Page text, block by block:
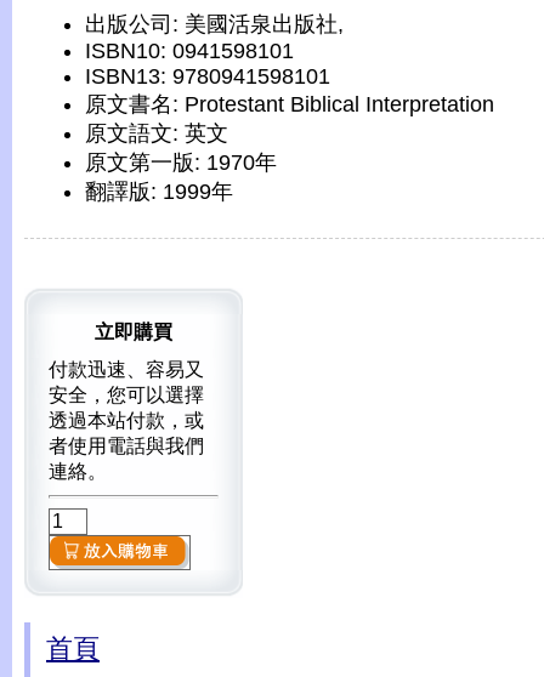
出版公司: 美國活泉出版社,
ISBN10: 0941598101
ISBN13: 9780941598101
原文書名: Protestant Biblical Interpretation
原文語文: 英文
原文第一版: 1970年
翻譯版: 1999年
立即購買
付款迅速、容易又
安全，您可以選擇
透過本站付款，或
者使用電話與我們
連絡。
首頁